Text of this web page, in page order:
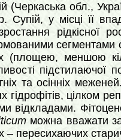
(Черкаська обл.,
Супій, у місці її
рідкісної
сегментами
(площею, меншою
підстилаючої
та осінніх
цілком
відкладами.
можна вважати
– пересихаючих